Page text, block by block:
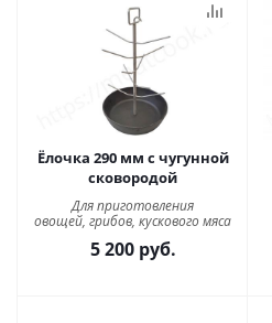
Ёлочка 290 мм с чугунной
сковородой
Для приготовления
овощей, грибов, кускового мяса
5 200руб.